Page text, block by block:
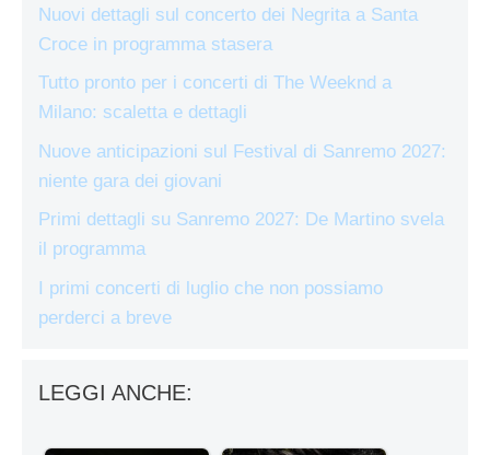
Nuovi dettagli sul concerto dei Negrita a Santa
Croce in programma stasera
Tutto pronto per i concerti di The Weeknd a
Milano: scaletta e dettagli
Nuove anticipazioni sul Festival di Sanremo 2027:
niente gara dei giovani
Primi dettagli su Sanremo 2027: De Martino svela
il programma
I primi concerti di luglio che non possiamo
perderci a breve
LEGGI ANCHE: